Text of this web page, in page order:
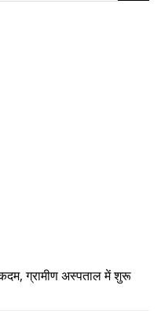
ग्रामीण अस्पताल में शुरू